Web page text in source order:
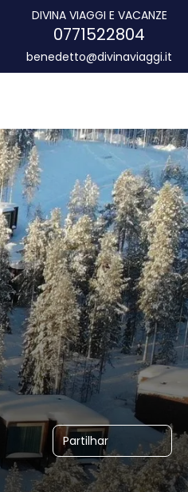
DIVINA VIAGGI E VACANZE
0771522804
benedetto@divinaviaggi.it
Partilhar